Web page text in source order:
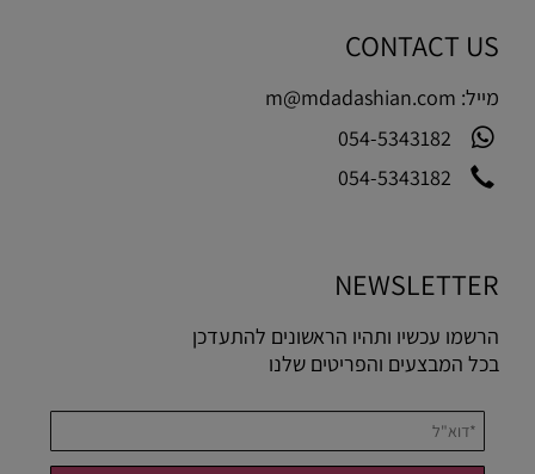
CONTACT US
מייל: m@mdadashian.com
054-5343182
054-5343182
NEWSLETTER
הרשמו עכשיו ותהיו הראשונים להתעדכן
בכל המבצעים והפריטים שלנו